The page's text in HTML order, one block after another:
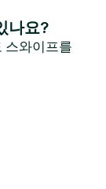
나요?
스와이프를